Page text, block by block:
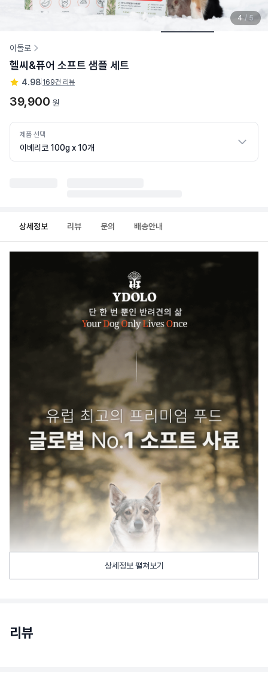
4/ 5
이돌로
헬씨&퓨어 소프트 샘플 세트
4.98 169건 리뷰
39,900 원
제품 선택
이베리코 100g x 10개
상세정보 리뷰 문의 배송안내
상세정보 펼쳐보기
리뷰